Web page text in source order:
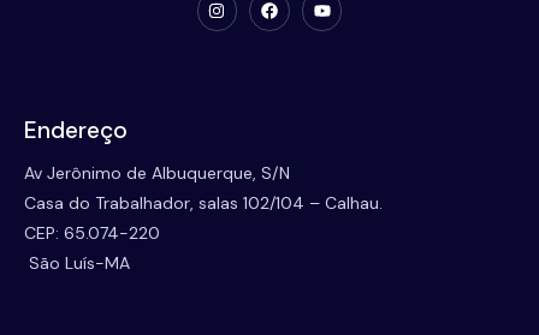
Endereço
Av Jerônimo de Albuquerque, S/N
Casa do Trabalhador, salas 102/104 – Calhau.
CEP: 65.074-220
São Luís-MA